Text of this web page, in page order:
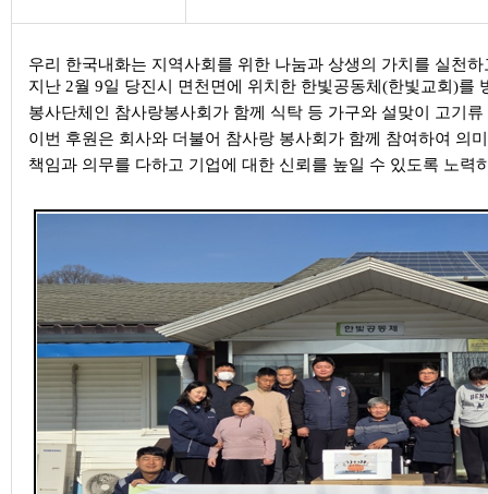
우리 한국내화는 지역사회를 위한 나눔과 상생의 가치를 실천
지난 2월 9일 당진시 면천면에 위치한 한빛공동체(한빛교회)
봉사단체인 참사랑봉사회가 함께 식탁 등 가구와 설맞이 고기
이번 후원은 회사와 더불어 참사랑 봉사회가 함께 참여하여 의
책임과 의무를 다하고 기업에 대한 신뢰를 높일 수 있도록 노력